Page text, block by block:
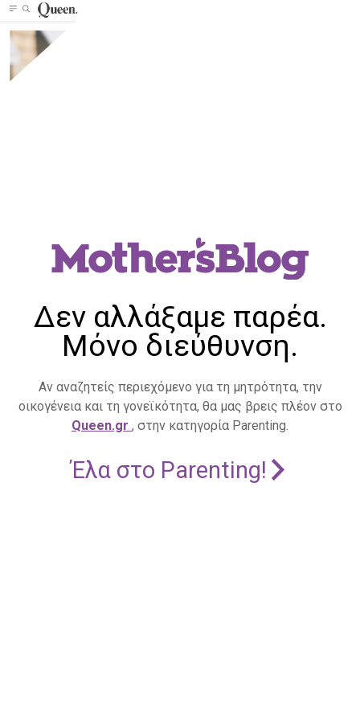
Δεν αλλάξαμε παρέα.
Μόνο διεύθυνση.
Αν αναζητείς περιεχόμενο για τη μητρότητα, την
οικογένεια και τη γονεϊκότητα, θα μας βρεις πλέον στο
Queen.gr , στην κατηγορία Parenting.
Έλα στο Parenting!